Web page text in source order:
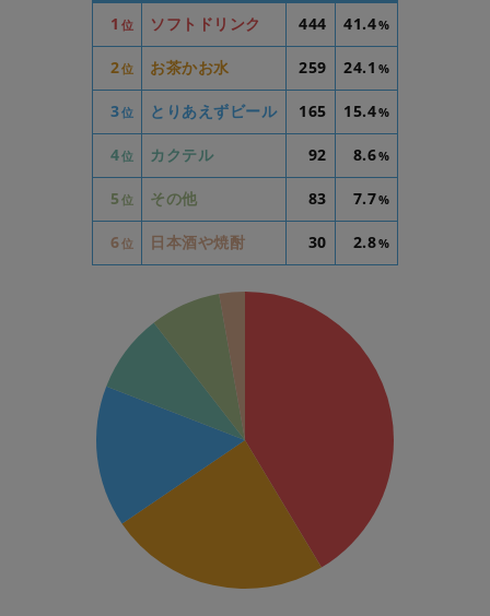
1 位 ソフトドリンク 444 41.4%
2位 お茶かお水 259 24.1 %
3位 とりあえずビール 165 15.4%
4位 カクテル 92 8.6%
5 位 その他 83 7.7%
6位 日本酒や焼酎 30 2.8%